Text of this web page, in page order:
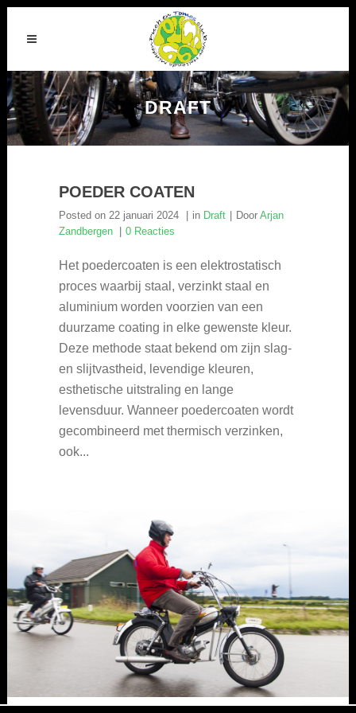
DRAFT
POEDER COATEN
Posted on 22 januari 2024 in Draft Door Arjan
Zandbergen
0 Reacties
Het poedercoaten is een elektrostatisch
proces waarbij staal, verzinkt staal en
aluminium worden voorzien van een
duurzame coating in elke gewenste kleur.
Deze methode staat bekend om zijn slag-
en slijtvastheid, levendige kleuren,
esthetische uitstraling en lange
levensduur. Wanneer poedercoaten wordt
gecombineerd met thermisch verzinken,
ook...